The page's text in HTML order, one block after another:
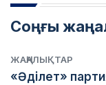
Соңғы
ЖАҢАЛЫҚТАР
«Әділет»